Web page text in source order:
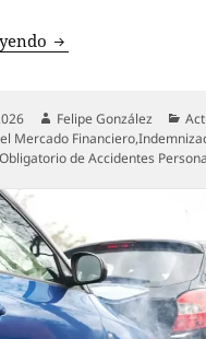
CMF actualiza
Autor
Felipe González
Mercado Financiero,
de Accidentes